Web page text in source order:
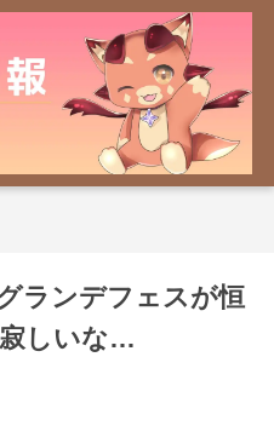
ランデフェスが恒
しいな…